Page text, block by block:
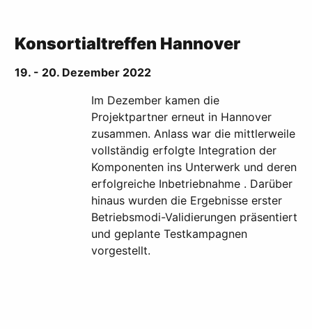
Konsortialtreffen Hannover
19. - 20. Dezember 2022
Im Dezember kamen die
Projektpartner erneut in Hannover
zusammen. Anlass war die mittlerweile
vollständig erfolgte Integration der
Komponenten ins Unterwerk und deren
erfolgreiche Inbetriebnahme . Darüber
hinaus wurden die Ergebnisse erster
Betriebsmodi-Validierungen präsentiert
und geplante Testkampagnen
vorgestellt.